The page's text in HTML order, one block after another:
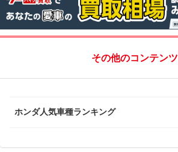
その他のコンテンツ
ホンダ人気車種ランキング